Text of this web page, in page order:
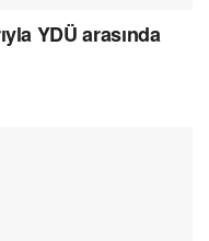
YDÜ arasında